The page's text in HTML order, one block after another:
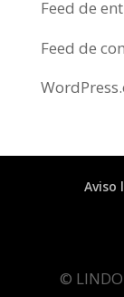
Feed de
Feed de
Aviso
© LINDO